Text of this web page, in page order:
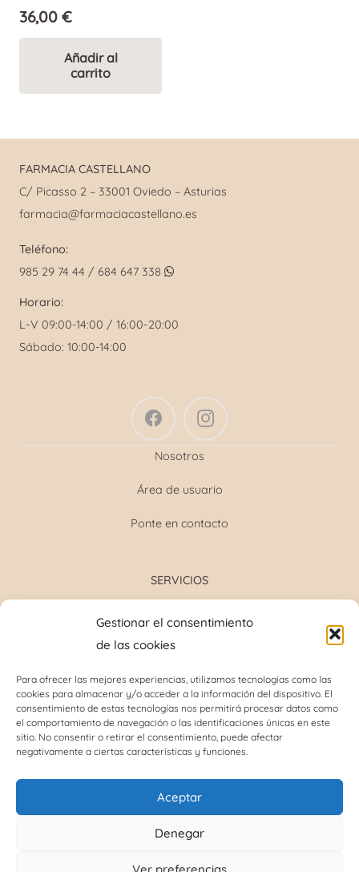
Gestionar el consentimiento
de las cookies
Para ofrecer las mejores experiencias, utilizamos tecnologías como las
cookies para almacenar y/o acceder a la información del dispositivo. El
consentimiento de estas tecnologías nos permitirá procesar datos como
el comportamiento de navegación o las identificaciones únicas en este
sitio. No consentir o retirar el consentimiento, puede afectar
negativamente a ciertas características y funciones.
Aceptar
Denegar
Ver preferencias
36,00 €
Añadir al
carrito
FARMACIA CASTELLANO
C/ Picasso 2 – 33001 Oviedo – Asturias
farmacia@farmaciacastellano.es
Teléfono:
985 29 74 44 / 684 647 338
Horario:
L-V 09:00-14:00 / 16:00-20:00
Sábado: 10:00-14:00
Nosotros
Área de usuario
Ponte en contacto
SERVICIOS
Determinación glucosa y colesterol total
Perforación del lóbulo de la oreja
Análisis capilar
INFORMACIÓN DE INTERÉS
Términos y condiciones